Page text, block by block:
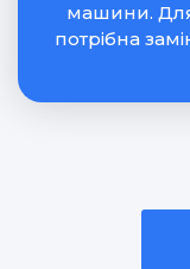
машини.
потрібна